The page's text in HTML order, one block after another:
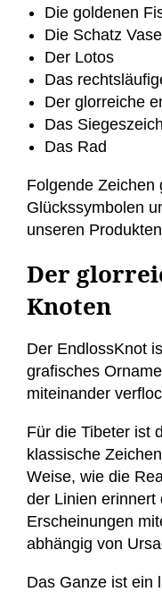
Die goldenen
Die Schatz Vase
Der Lotos
Das
Der glorreiche
Das
Das Rad
Folgende Zeichen
Glückssymbolen
unseren
Der
Knoten
Der EndlossKnot
grafisches
miteinander
Für die Tibeter ist
klassische
Weise, wie die
der Linien erinnert
Erscheinungen
abhängig von
Das Ganze ist ein